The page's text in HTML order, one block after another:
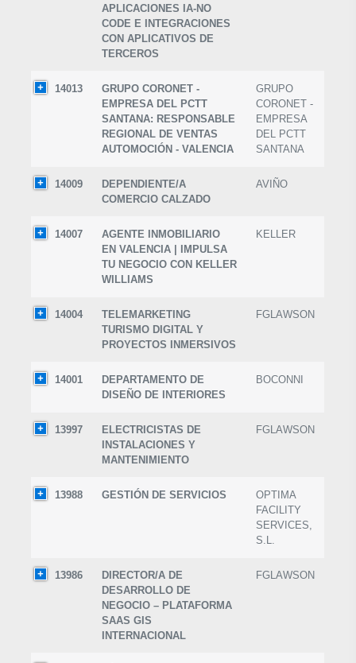
APLICACIONES IA-NO
CODE E INTEGRACIONES
CON APLICATIVOS DE
TERCEROS
14013
GRUPO CORONET -
EMPRESA DEL PCTT
SANTANA: RESPONSABLE
REGIONAL DE VENTAS
AUTOMOCIÓN - VALENCIA
GRUPO
CORONET -
EMPRESA
DEL PCTT
SANTANA
14009
DEPENDIENTE/A
COMERCIO CALZADO
AVIÑO
14007
AGENTE INMOBILIARIO
EN VALENCIA | IMPULSA
TU NEGOCIO CON KELLER
WILLIAMS
KELLER
14004
TELEMARKETING
TURISMO DIGITAL Y
PROYECTOS INMERSIVOS
FGLAWSON
14001
DEPARTAMENTO DE
DISEÑO DE INTERIORES
BOCONNI
13997
ELECTRICISTAS DE
INSTALACIONES Y
MANTENIMIENTO
FGLAWSON
13988 GESTIÓN DE SERVICIOS
OPTIMA
FACILITY
SERVICES,
S.L.
13986
DIRECTOR/A DE
DESARROLLO DE
NEGOCIO – PLATAFORMA
SAAS GIS
INTERNACIONAL
FGLAWSON